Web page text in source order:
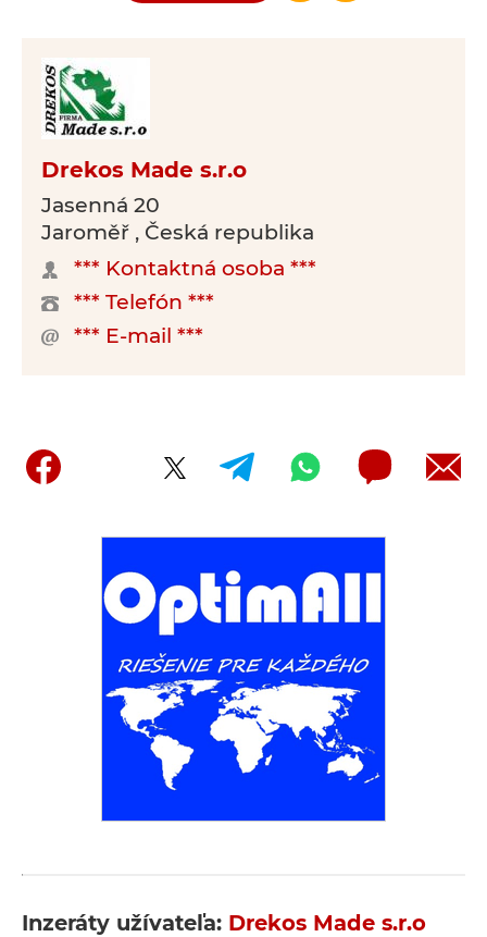
Drekos Made s.r.o
Jasenná 20
Jaroměř , Česká republika
*** Kontaktná osoba ***
*** Telefón ***
*** E-mail ***
Inzeráty užívateľa: Drekos Made s.r.o